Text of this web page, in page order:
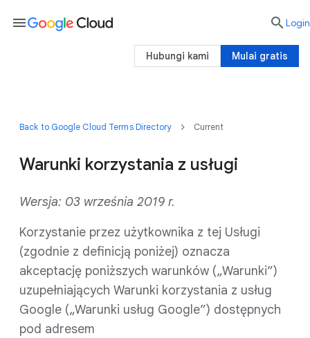
Back to Google Cloud Terms Directory Current
Warunki korzystania z usługi
Wersja: 03 września 2019 r.
Korzystanie przez użytkownika z tej Usługi
(zgodnie z definicją poniżej) oznacza
akceptację poniższych warunków („Warunki”)
uzupełniających Warunki korzystania z usług
Google („Warunki usług Google”) dostępnych
pod adresem
menu  Login
Mulai gratis
Hubungi kami